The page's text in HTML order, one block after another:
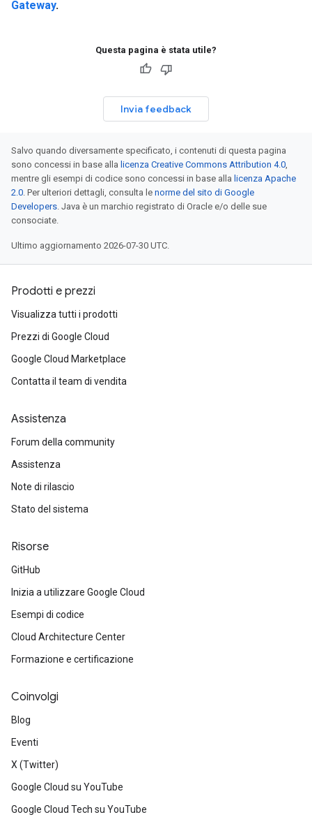
Gateway.
Questa pagina è stata utile?
Invia feedback
Salvo quando diversamente specificato, i contenuti di questa pagina
sono concessi in base alla licenza Creative Commons Attribution 4.0,
mentre gli esempi di codice sono concessi in base alla licenza Apache
2.0. Per ulteriori dettagli, consulta le norme del sito di Google
Developers. Java è un marchio registrato di Oracle e/o delle sue
consociate.
Ultimo aggiornamento 2026-07-30 UTC.
Prodotti e prezzi
Visualizza tutti i prodotti
Prezzi di Google Cloud
Google Cloud Marketplace
Contatta il team di vendita
Assistenza
Forum della community
Assistenza
Note di rilascio
Stato del sistema
Risorse
GitHub
Inizia a utilizzare Google Cloud
Esempi di codice
Cloud Architecture Center
Formazione e certificazione
Coinvolgi
Blog
Eventi
X (Twitter)
Google Cloud su YouTube
Google Cloud Tech su YouTube